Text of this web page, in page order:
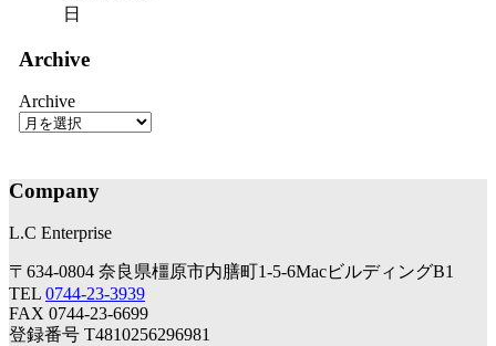
日
Archive
Archive
Company
L.C Enterprise
〒634-0804 奈良県橿原市内膳町1-5-6MacビルディングB1
TEL 0744-23-3939
FAX 0744-23-6699
登録番号 T4810256296981